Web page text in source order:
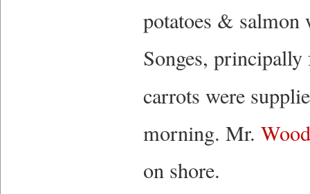
potatoes &
Songes,
carrots were
morning. Mr.
on shore.